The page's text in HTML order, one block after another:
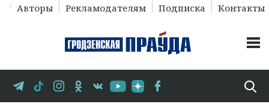
Авторы Рекламодателям Подписка Контакты